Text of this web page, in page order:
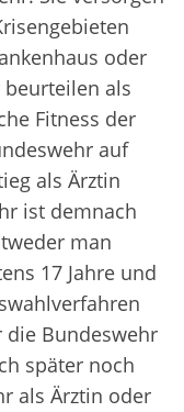
oder
als
Fitness der
auf
als Ärztin
ist demnach
man
17 Jahre und
die Bundeswehr
später noch
als Ärztin oder